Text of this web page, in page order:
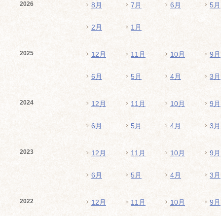
2026 8月 7月 6月 5月
2月 1月
2025 12月 11月 10月 9月
6月 5月 4月 3月
2024 12月 11月 10月 9月
6月 5月 4月 3月
2023 12月 11月 10月 9月
6月 5月 4月 3月
2022 12月 11月 10月 9月